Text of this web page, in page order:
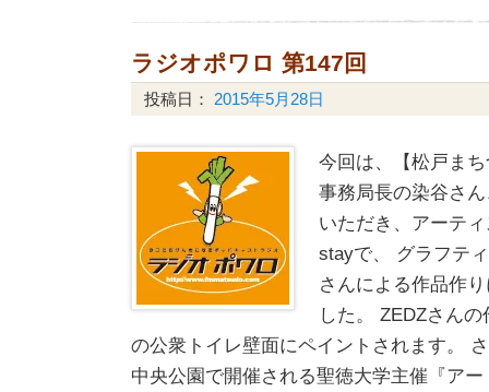
ラジオポワロ 第147回
投稿日： 2015年5月28日
今回は、【松戸ま
事務局長の染谷さ
いただき、アーテ
stayで、 グラフテ
さんによる作品作
した。 ZEDZさん
の公衆トイレ壁面にペイントされます。
中央公園で開催される聖徳大学主催『ア